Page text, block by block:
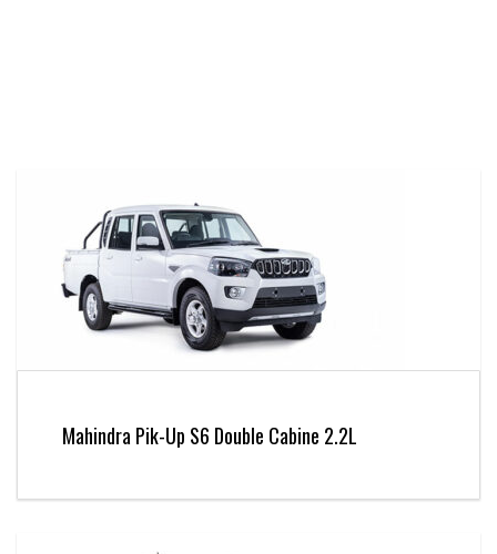
Mahindra Pik-Up S6 Double Cabine 2.2L